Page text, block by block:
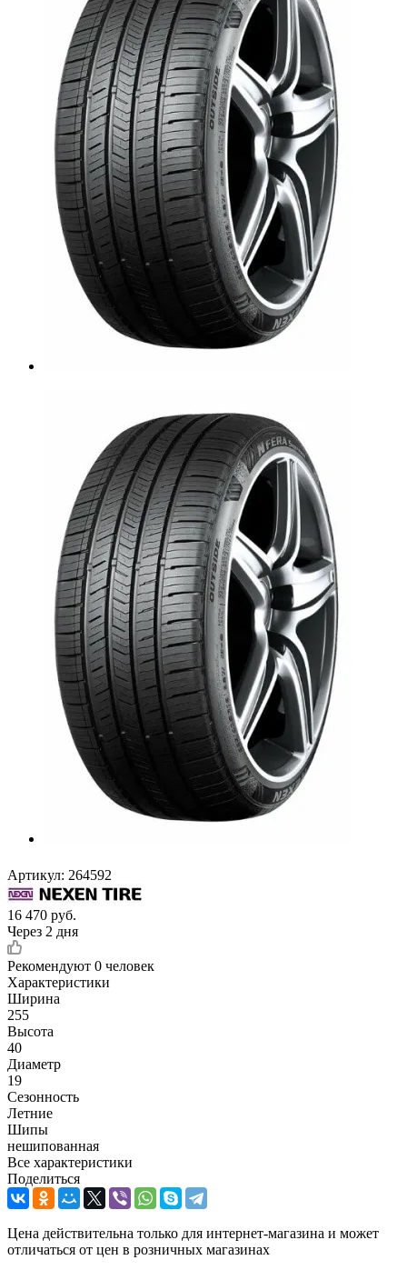
Артикул: 264592
16 470 руб.
Через 2 дня
Рекомендуют 0 человек
Характеристики
Ширина
255
Высота
40
Диаметр
19
Сезонность
Летние
Шипы
нешипованная
Все характеристики
Поделиться
Цена действительна только для интернет-магазина и может
отличаться от цен в розничных магазинах